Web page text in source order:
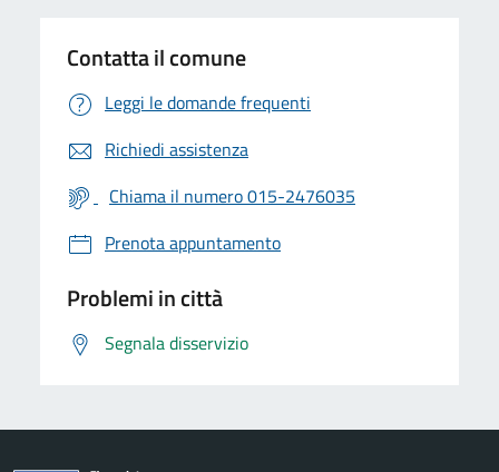
Contatta il comune
Leggi le domande frequenti
Richiedi assistenza
Chiama il numero 015-2476035
Prenota appuntamento
Problemi in città
Segnala disservizio